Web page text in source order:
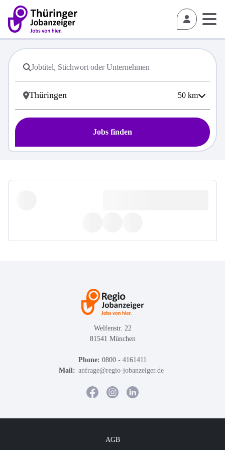
50 km
Jobs finden
Welfenstr. 22
81541 München
Phone: 0800 - 4161411
Mail: anfrage@regio-jobanzeiger.de
AGB